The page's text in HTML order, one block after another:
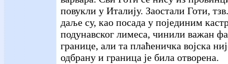
повукли у Италију. Заостали Готи,
даље су, као посада у појединим
подунавског лимеса, чинили важан
границе, али та плаћеничка војска
одбрану и граница је била отворена.